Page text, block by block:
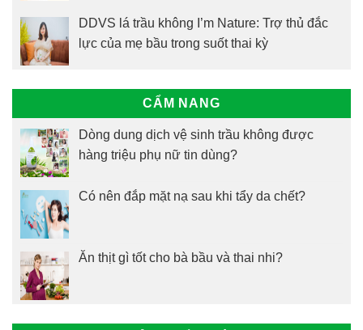
DDVS lá trầu không I’m Nature: Trợ thủ đắc
lực của mẹ bầu trong suốt thai kỳ
CẨM NANG
Dòng dung dịch vệ sinh trầu không được
hàng triệu phụ nữ tin dùng?
Có nên đắp mặt nạ sau khi tẩy da chết?
Ăn thịt gì tốt cho bà bầu và thai nhi?